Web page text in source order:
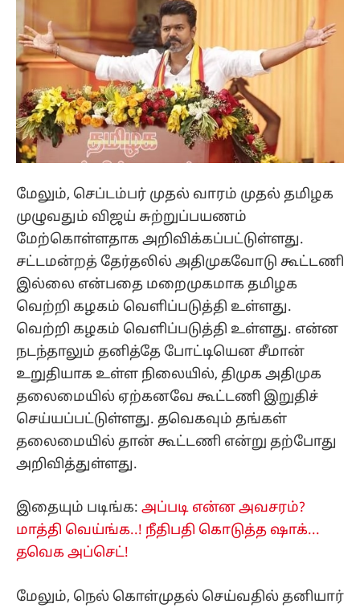
மேலும், செப்டம்பர் முதல் வாரம் முதல் தமிழக
முழுவதும் விஜய் சுற்றுப்பயணம்
மேற்கொள்ளதாக அறிவிக்கப்பட்டுள்ளது.
சட்டமன்றத் தேர்தலில் அதிமுகவோடு கூட்டணி
இல்லை என்பதை மறைமுகமாக தமிழக
வெற்றி கழகம் வெளிப்படுத்தி உள்ளது.
வெற்றி கழகம் வெளிப்படுத்தி உள்ளது. என்ன
நடந்தாலும் தனித்தே போட்டியென சீமான்
உறுதியாக உள்ள நிலையில், திமுக அதிமுக
தலைமையில் ஏற்கனவே கூட்டணி இறுதிச்
செய்யப்பட்டுள்ளது. தவெகவும் தங்கள்
தலைமையில் தான் கூட்டணி என்று தற்போது
அறிவித்துள்ளது.
இதையும் படிங்க: அப்படி என்ன அவசரம்?
மாத்தி வெய்ங்க..! நீதிபதி கொடுத்த ஷாக்...
தவெக அப்செட்!
மேலும், நெல் கொள்முதல் செய்வதில் தனியார்